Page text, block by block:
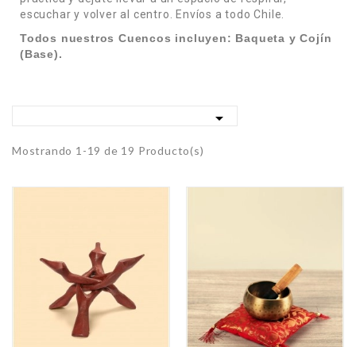
escuchar y volver al centro. Envíos a todo Chile.
Todos nuestros Cuencos incluyen: Baqueta y Cojín
(Base).

Mostrando 1-19 de 19 Producto(s)